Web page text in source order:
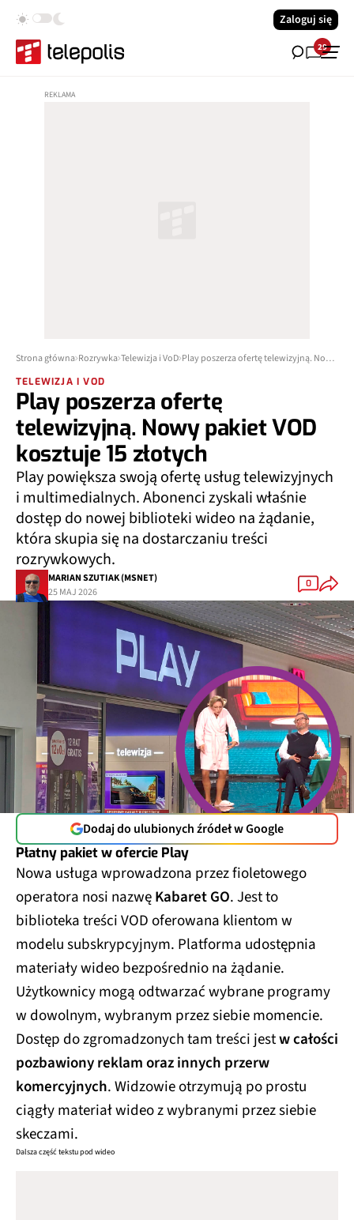
Zaloguj się
29
Strona główna Rozrywka Telewizja i VoD Play poszerza ofertę telewizyjną. Nowy pakiet VOD kosztuje 15 złotych
TELEWIZJA I VOD
Play poszerza ofertę
telewizyjną. Nowy pakiet VOD
kosztuje 15 złotych
Play powiększa swoją ofertę usług telewizyjnych
i multimedialnych. Abonenci zyskali właśnie
dostęp do nowej biblioteki wideo na żądanie,
która skupia się na dostarczaniu treści
rozrywkowych.
MARIAN SZUTIAK (MSNET)
25 MAJ 2026
0
Dodaj do ulubionych źródeł w Google
Płatny pakiet w ofercie Play
Nowa usługa wprowadzona przez fioletowego
operatora nosi nazwęKabaret GO. Jest to
biblioteka treści VOD oferowana klientom w
modelu subskrypcyjnym. Platforma udostępnia
materiały wideo bezpośrednio na żądanie.
Użytkownicy mogą odtwarzać wybrane programy
w dowolnym, wybranym przez siebie momencie.
Dostęp do zgromadzonych tam treści jestw całości
pozbawiony reklam oraz innych przerw
komercyjnych. Widzowie otrzymują po prostu
ciągły materiał wideo z wybranymi przez siebie
skeczami.
Dalsza część tekstu pod wideo